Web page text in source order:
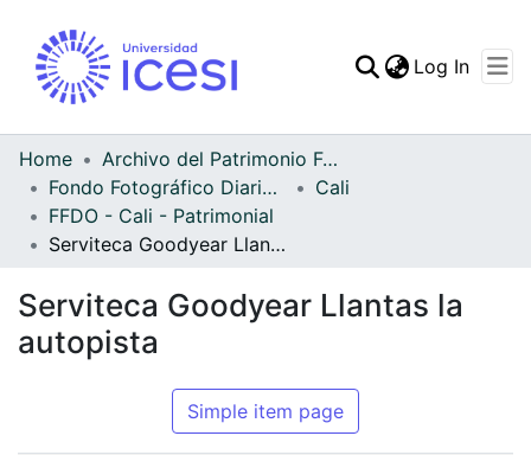
Statistics
Log In
Home
Archivo del Patrimonio Fotográfico y Fílmico del Valle del Cauca
Fondo Fotográfico Diario Occidente
Cali
FFDO - Cali - Patrimonial
Serviteca Goodyear Llantas la autopista
Serviteca Goodyear Llantas la
autopista
Simple item page